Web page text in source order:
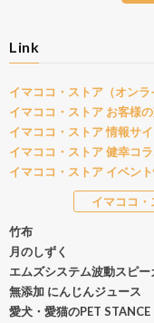
Link
イマココ・ストア（オンラ
イマココ・ストア お客様
イマココ・ストア 情報サ
イマココ・ストア 健幸コ
イマココ・ストア イベン
イマココ
竹布
月のしずく
エムズシステム波動スピー
無添加 にんじんジュース
愛犬・愛猫のPET STANCE